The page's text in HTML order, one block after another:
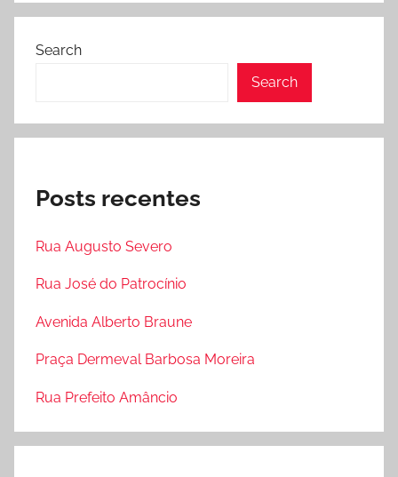
Search
Search
Posts recentes
Rua Augusto Severo
Rua José do Patrocínio
Avenida Alberto Braune
Praça Dermeval Barbosa Moreira
Rua Prefeito Amâncio